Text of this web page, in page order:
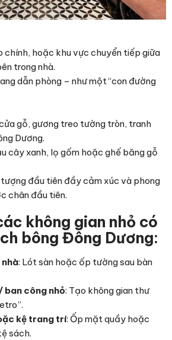
chính, hoặc khu vực chuyển tiếp giữa
trong nhà.
dẫn phòng – như một “con đường
gỗ, gương treo tường tròn, tranh
Dương.
cây xanh, lọ gốm hoặc ghế băng gỗ
tượng đầu tiên đầy cảm xúc và phong
chân đầu tiên.
không gian nhỏ có
bông Đông Dương:
: Lót sàn hoặc ốp tường sau bàn
công nhỏ: Tạo không gian thư
kệ trang trí: Ốp mặt quầy hoặc
sách.